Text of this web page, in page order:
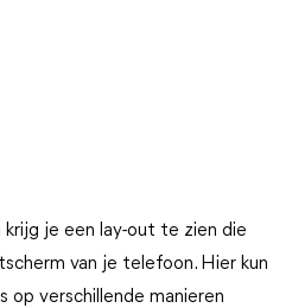
krijg je een lay-out te zien die
van je telefoon. Hier kun
op verschillende manieren